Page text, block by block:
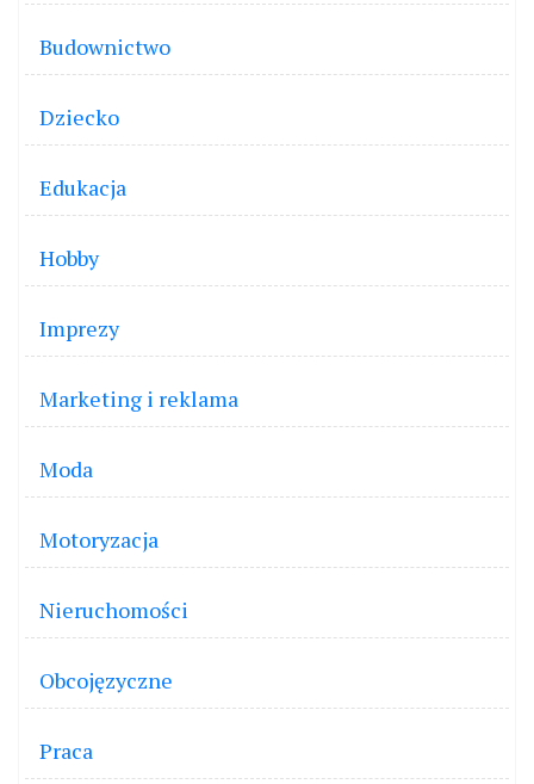
Budownictwo
Dziecko
Edukacja
Hobby
Imprezy
Marketing i reklama
Moda
Motoryzacja
Nieruchomości
Obcojęzyczne
Praca